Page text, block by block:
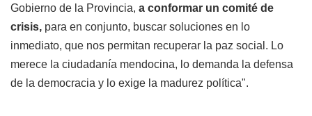
Gobierno de la Provincia, a conformar un comité de
crisis, para en conjunto, buscar soluciones en lo
inmediato, que nos permitan recuperar la paz social. Lo
merece la ciudadanía mendocina, lo demanda la defensa
de la democracia y lo exige la madurez política".